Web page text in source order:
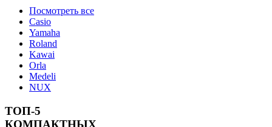
Посмотреть все
Casio
Yamaha
Roland
Kawai
Orla
Medeli
NUX
ТОП-5
КОМПАКТНЫХ